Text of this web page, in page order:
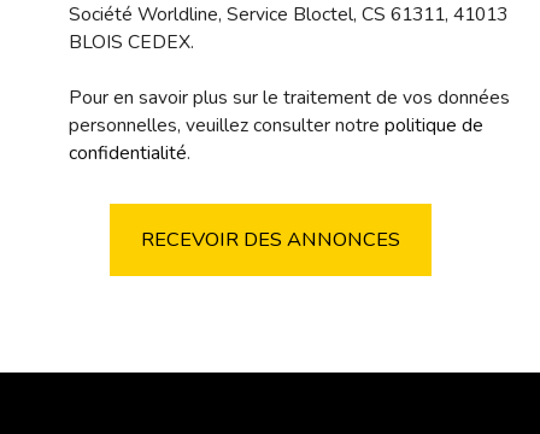
Société Worldline, Service Bloctel, CS 61311, 41013
BLOIS CEDEX.
Pour en savoir plus sur le traitement de vos données
personnelles, veuillez consulter notre politique de
confidentialité.
RECEVOIR DES ANNONCES